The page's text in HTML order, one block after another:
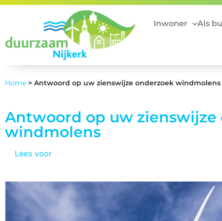
Inwoner Als
Home > Antwoord op uw zienswijze onderzoek windmolens
Antwoord op uw zienswijze
windmolens
Lees voor